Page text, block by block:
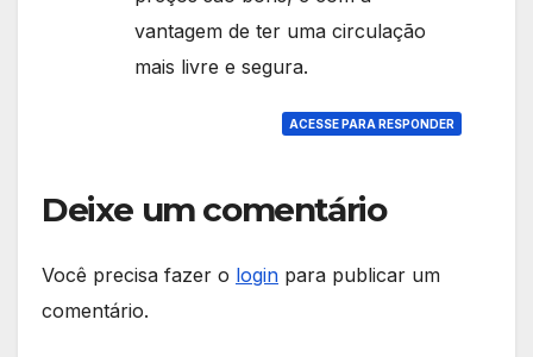
vantagem de ter uma circulação
mais livre e segura.
ACESSE PARA RESPONDER
Deixe um comentário
Você precisa fazer o login para publicar um
comentário.